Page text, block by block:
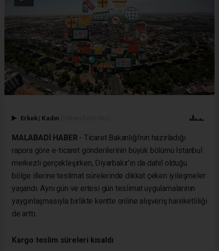
Erkek | Kadın
MALABADİ HABER - Ticaret Bakanlığı’nın hazırladığı
rapora göre e-ticaret gönderilerinin büyük bölümü İstanbul
merkezli gerçekleşirken, Diyarbakır’ın da dahil olduğu
bölge illerine teslimat sürelerinde dikkat çeken iyileşmeler
yaşandı. Aynı gün ve ertesi gün teslimat uygulamalarının
yaygınlaşmasıyla birlikte kentte online alışveriş hareketliliği
de arttı.
Kargo teslim süreleri kısaldı